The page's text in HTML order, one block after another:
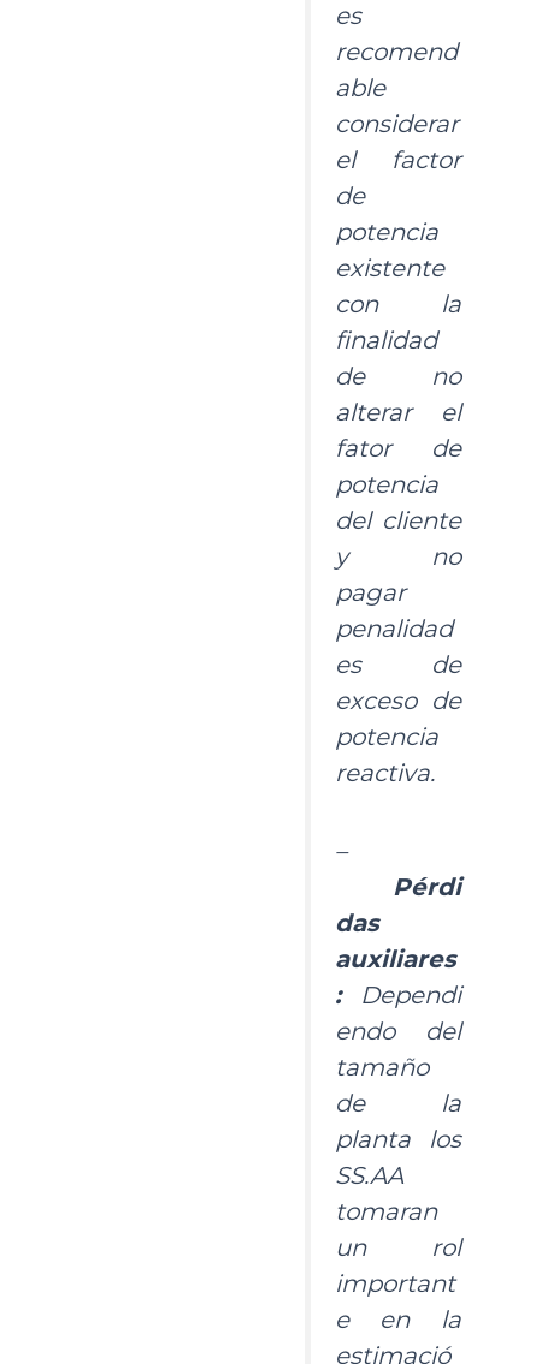
es
recomend
able
considerar
el factor
de
potencia
existente
con la
finalidad
de no
alterar el
fator de
potencia
del cliente
y no
pagar
penalidad
es de
exceso de
potencia
reactiva.
–
Pérdi
das
auxiliares
:
Dependi
endo del
tamaño
de la
planta los
SS.AA
tomaran
un rol
important
e en la
estimació